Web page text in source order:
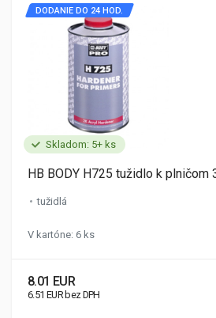
Skladom: 5+ ks
DODANIE DO 24 HOD.
HB BODY H725 tužidlo k plničom
tužidlá
V kartóne: 6 ks
8.01 EUR
6.51 EUR bez DPH